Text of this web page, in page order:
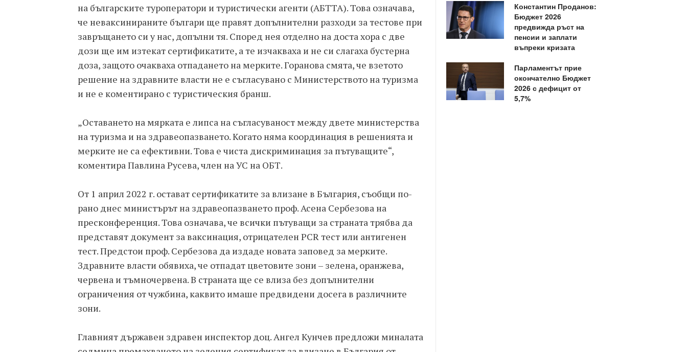
на българските туроператори и туристически агенти (АБТТА). Това означава,
че неваксинираните българи ще правят допълнителни разходи за тестове при
завръщането си у нас, допълни тя. Според нея отделно на доста хора с две
дози ще им изтекат сертификатите, а те изчакваха и не си слагаха бустерна
доза, защото очакваха отпадането на мерките. Горанова смята, че взетото
решение на здравните власти не е съгласувано с Министерството на туризма
и не е коментирано с туристическия бранш.
„Оставането на мярката е липса на съгласуваност между двете министерства
на туризма и на здравеопазването. Когато няма координация в решенията и
мерките не са ефективни. Това е чиста дискриминация за пътуващите“,
коментира Павлина Русева, член на УС на ОБТ.
От 1 април 2022 г. остават сертификатите за влизане в България, съобщи по-
рано днес министърът на здравеопазването проф. Асена Сербезова на
пресконференция. Това означава, че всички пътуващи за страната трябва да
представят документ за ваксинация, отрицателен PCR тест или антигенен
тест. Предстои проф. Сербезова да издаде новата заповед за мерките.
Здравните власти обявиха, че отпадат цветовите зони – зелена, оранжева,
червена и тъмночервена. В страната ще се влиза без допълнителни
ограничения от чужбина, каквито имаше предвидени досега в различните
зони.
Главният държавен здравен инспектор доц. Ангел Кунчев предложи миналата
Константин Проданов:
Бюджет 2026
предвижда ръст на
пенсии и заплати
въпреки кризата
Парламентът прие
окончателно Бюджет
2026 с дефицит от
5,7%